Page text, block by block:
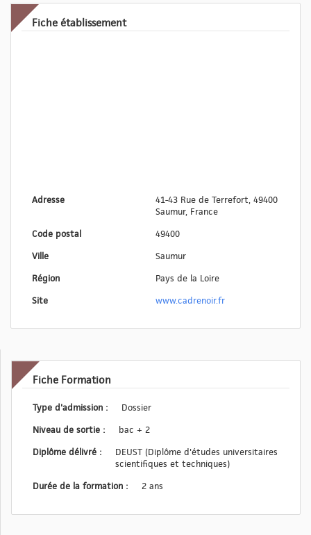
Fiche établissement
Adresse
41-43 Rue de Terrefort, 49400
Saumur, France
Code postal
49400
Ville
Saumur
Région
Pays de la Loire
Site
www.cadrenoir.fr
Fiche Formation
Type d'admission :
Dossier
Niveau de sortie :
bac + 2
Diplôme délivré :
DEUST (Diplôme d'études universitaires
scientifiques et techniques)
Durée de la formation :
2 ans